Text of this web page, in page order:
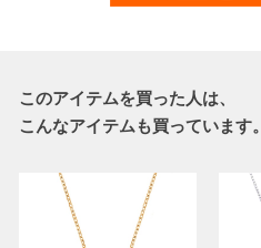
このアイテムを買った人は、
こんなアイテムも買っています。